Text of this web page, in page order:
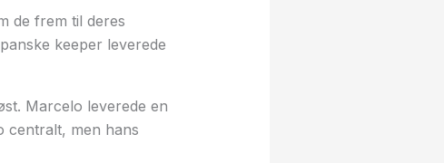
de frem til deres
keeper leverede
Marcelo leverede en
centralt, men hans